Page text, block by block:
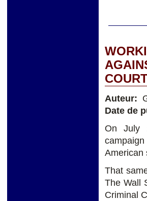
Auteur:
Date de
On July
American
That
The Wall
Criminal